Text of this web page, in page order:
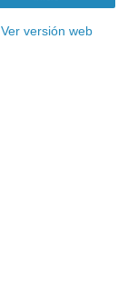
Ver versión web